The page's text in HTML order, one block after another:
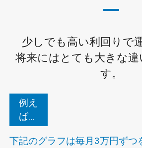
少しでも高い利回りで
将来にはとても大きな違
す。
例え
ば…
下記のグラフは毎月3万円ずつ